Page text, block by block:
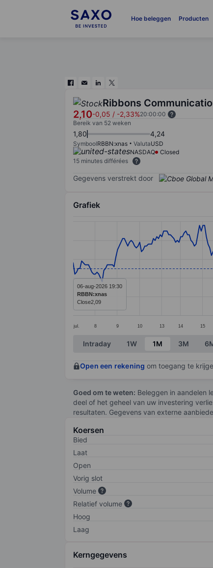
Hoe beleggen Producten
Ribbons
2,10-0,05 / -2,33%20:00:00
Bereik van 52 weken
1,80 4,24
SymboolRBBN:xnas ValutaUSD
NASDAQ
Closed
15 minutes différées
Gegevens verstrekt door
Grafiek
Line chart with 295 data points.
The chart has 1 X axis displaying
The chart has 1 Y axis displaying
jul. 8 9 10 13 14 15
06-aug-2026 19:30
RBBN:xnas
Close2,09
End of interactive chart.
Intraday 1W 1M 3M
Open een rekening om toegang te
Goed om te weten: Beleggen in aandelen
deel of het geheel van uw investering
resultaten. Gegevens van externe
Koersen
Bied
Laat
Open
Vorig slot
Volume
Relatief volume
Hoog
Laag
Kerngegevens